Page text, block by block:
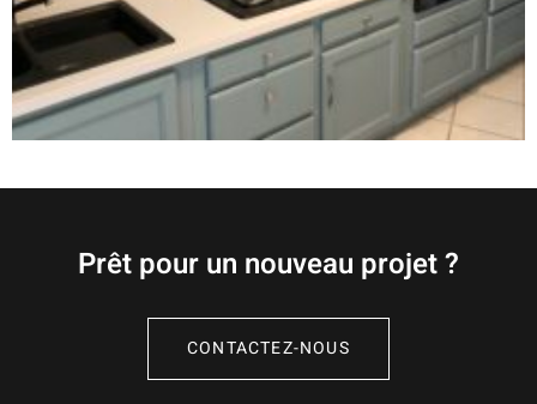
Prêt pour un nouveau projet ?
CONTACTEZ-NOUS